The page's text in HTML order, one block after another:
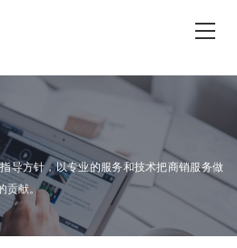
导方针，以专业的服务和技术把商销服务做
贡献。